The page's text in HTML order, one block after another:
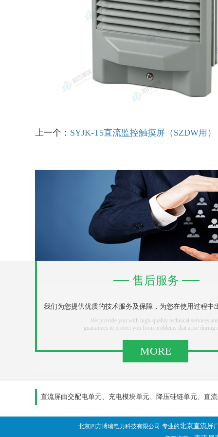
上一个： SYJK-T5直流监控触摸屏（SZDW用）
售后服务
我们为您提供优质的技术服务及保障，为您在使用过程中
We provide you with high-quality technical services
guarantees to protect you from problems that arise during
MORE
直流屏由交配电单元、充电模块单元、降压硅链单元、直
北京四方博瑞电力科技有限公司-专业的北京直流屏